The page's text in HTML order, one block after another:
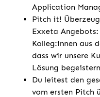
Application
Pitch it!
Exxeta
Kolleg:innen aus
dass wir unsere
Lösung
Du leitest den
vom ersten Pitch